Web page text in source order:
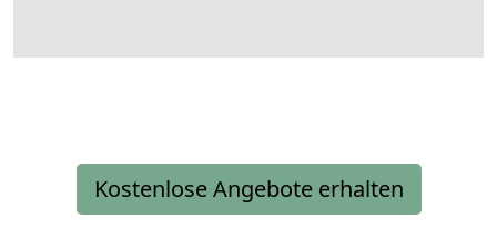
Kostenlose Angebote erhalten